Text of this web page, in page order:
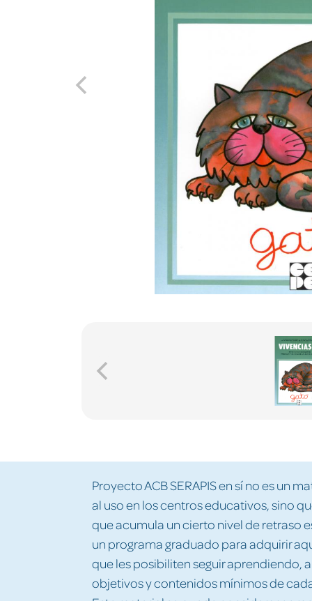
Proyecto ACB SERAPIS en sí no es un
al uso en los centros educativos, sino
que acumula un cierto nivel de retraso
un programa graduado para adquirir
que les posibiliten seguir aprendiendo,
objetivos y contenidos mínimos de